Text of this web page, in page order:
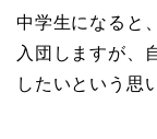
中学生になると
入団しますが、
したいという思